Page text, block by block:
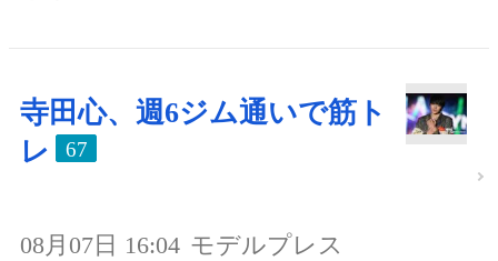
寺田心、週6ジム通いで筋ト
レ
67
08月07日 16:04 モデルプレス